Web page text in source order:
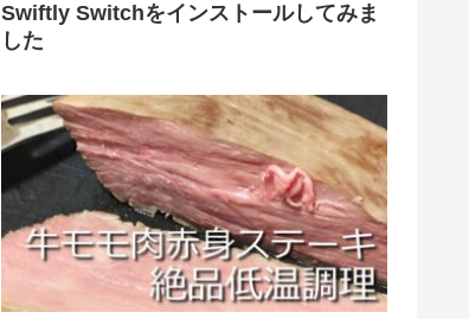
Swiftly Switchをインストールしてみま
した